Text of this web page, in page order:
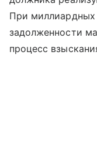
При
задолженности
процесс